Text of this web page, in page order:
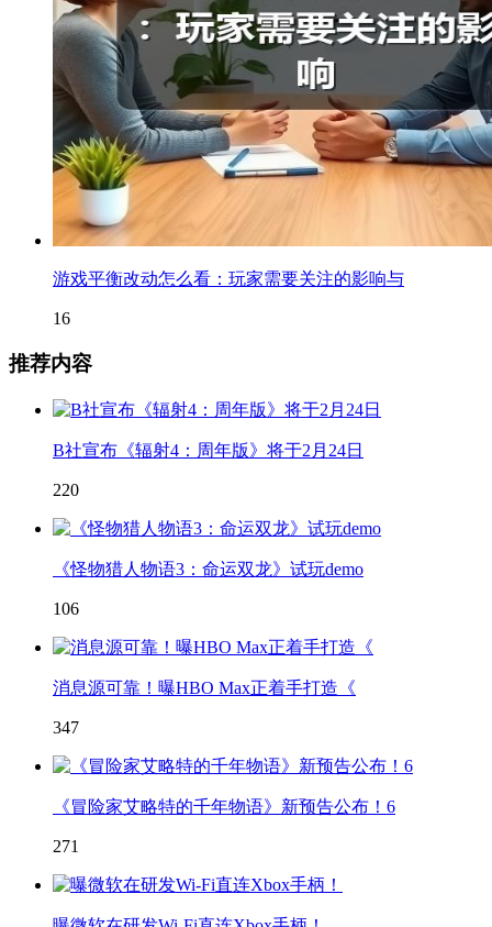
游戏平衡改动怎么看：玩家需要关注的影响与
16
推荐内容
B社宣布《辐射4：周年版》将于2月24日
220
《怪物猎人物语3：命运双龙》试玩demo
106
消息源可靠！曝HBO Max正着手打造《
347
《冒险家艾略特的千年物语》新预告公布！6
271